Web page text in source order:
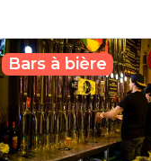
Bars à bière